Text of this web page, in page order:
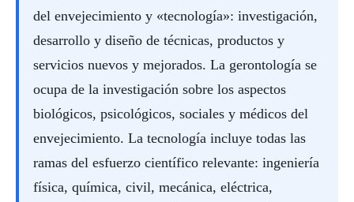
del envejecimiento y «tecnología»: investigación,
desarrollo y diseño de técnicas, productos y
servicios nuevos y mejorados. La gerontología se
ocupa de la investigación sobre los aspectos
biológicos, psicológicos, sociales y médicos del
envejecimiento. La tecnología incluye todas las
ramas del esfuerzo científico relevante: ingeniería
física, química, civil, mecánica, eléctrica,